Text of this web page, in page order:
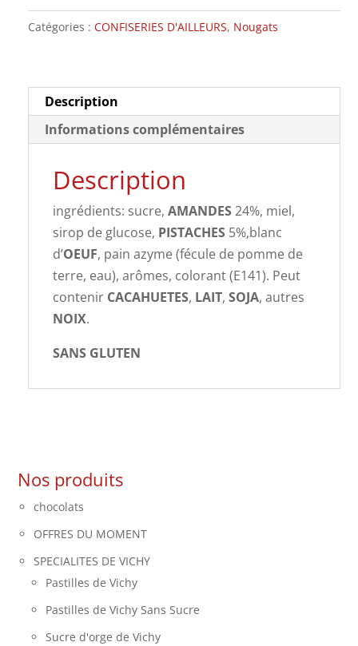
Pistache,
la
Catégories : CONFISERIES D'AILLEURS, Nougats
Description
Informations complémentaires
Description
ingrédients: sucre, AMANDES24%, miel,
sirop de glucose, PISTACHES5%,blanc
d’OEUF, pain azyme (fécule de pomme de
terre, eau), arômes, colorant (E141). Peut
contenir CACAHUETES, LAIT, SOJA, autres
NOIX.
SANS GLUTEN
Nos produits
chocolats
OFFRES DU MOMENT
SPECIALITES DE VICHY
Pastilles de Vichy
Pastilles de Vichy Sans Sucre
Sucre d'orge de Vichy